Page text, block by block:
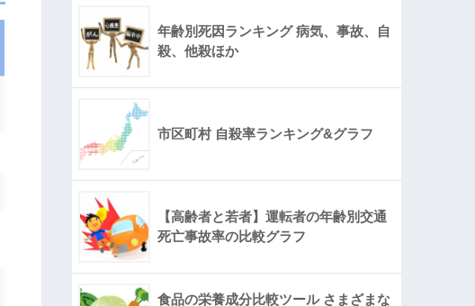
年齢別死因ランキング 病気、事故、自
殺、他殺ほか
市区町村 自殺率ランキング&グラフ
【高齢者と若者】運転者の年齢別交通
死亡事故率の比較グラフ
食品の栄養成分比較ツール さまざまな